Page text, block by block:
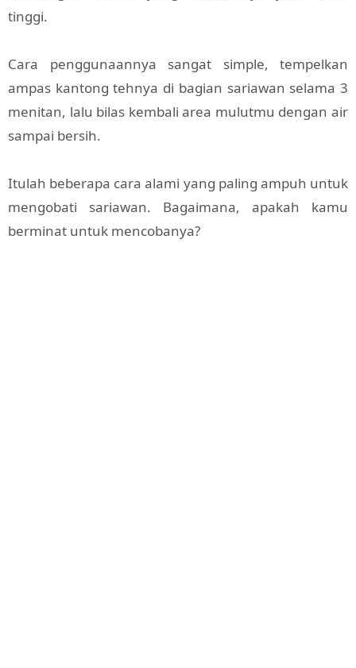
tinggi.
Cara penggunaannya sangat simple, tempelkan
ampas kantong tehnya di bagian sariawan selama 3
menitan, lalu bilas kembali area mulutmu dengan air
sampai bersih.
Itulah beberapa cara alami yang paling ampuh untuk
mengobati sariawan. Bagaimana, apakah kamu
berminat untuk mencobanya?